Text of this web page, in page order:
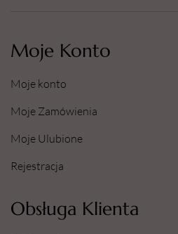
Moje Konto
Moje konto
Moje Zamówienia
Moje Ulubione
Rejestracja
Obsługa Klienta